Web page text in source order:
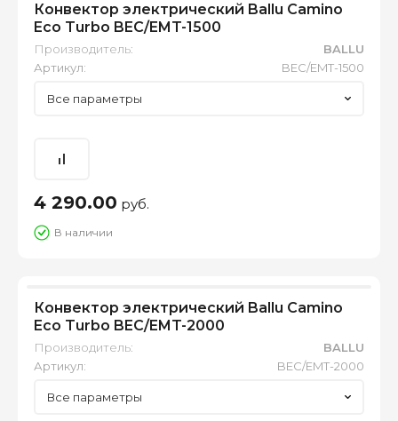
Конвектор электрический Ballu Camino
Eco Turbo BEC/EMT-1500
Производитель:
BALLU
Артикул:
BEC/EMT-1500
Все параметры
4 290.00 руб.
В наличии
Конвектор электрический Ballu Camino
Eco Turbo BEC/EMT-2000
Производитель:
BALLU
Артикул:
BEC/EMT-2000
Все параметры